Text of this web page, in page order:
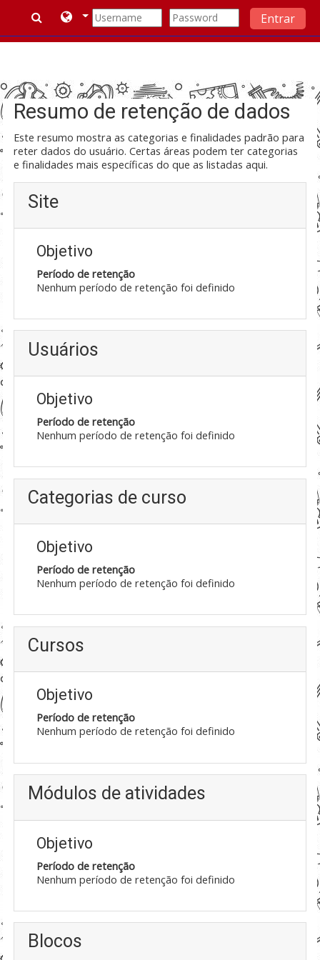
Ir para o conteúdo principal
Entrar
Resumo de retenção de dados
Este resumo mostra as categorias e finalidades padrão para
reter dados do usuário. Certas áreas podem ter categorias
e finalidades mais específicas do que as listadas aqui.
Site
Objetivo
Período de retenção
Nenhum período de retenção foi definido
Usuários
Objetivo
Período de retenção
Nenhum período de retenção foi definido
Categorias de curso
Objetivo
Período de retenção
Nenhum período de retenção foi definido
Cursos
Objetivo
Período de retenção
Nenhum período de retenção foi definido
Módulos de atividades
Objetivo
Período de retenção
Nenhum período de retenção foi definido
Blocos